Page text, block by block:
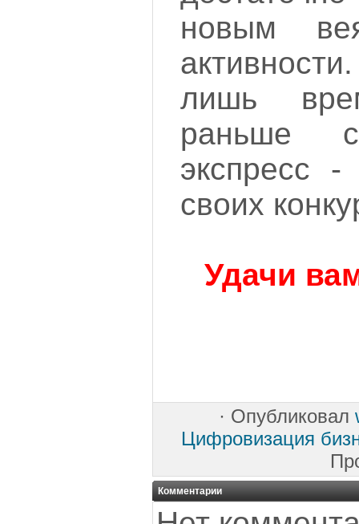
новым
лишь
раньше
экспресс
своих
Удачи
· Опубликовал
Цифровизация
Комментарии